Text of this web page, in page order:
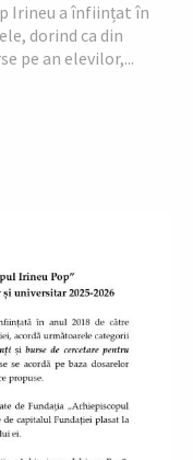
Irineu a înființat în
dorind ca din
pe an elevilor,...